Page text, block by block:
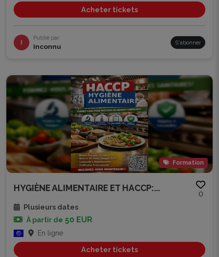
Acheter tickets
I
Publié par
Inconnu S'abonner
Formation
HYGIÈNE ALIMENTAIRE ET HACCP:...
0
Plusieurs dates
À partir de 50 EUR
En ligne
Acheter tickets